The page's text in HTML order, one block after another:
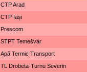
CTP Arad
CTP Iași
Prescom
STPT Temešvár
Apă Termic Transport
TL Drobeta-Turnu Severin